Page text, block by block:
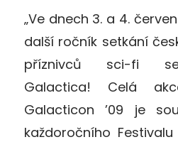
„Ve dnech 3. a 4.
další ročník setkání
příznivců sci-fi
Galactica! Celá
Galacticon ’09 je
každoročního